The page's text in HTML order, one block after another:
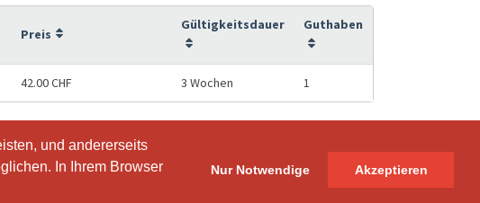
und andererseits
In Ihrem Browser
Nur Notwendige Akzeptieren
und andererseits
In Ihrem Browser
Nur Notwendige Akzeptieren
Preis
Gültigkeitsdauer Guthaben
42.00 CHF 3 Wochen 1